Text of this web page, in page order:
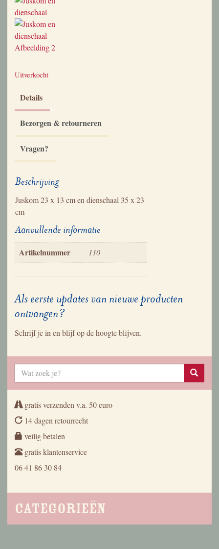
Uitverkocht
Details
Bezorgen & retourneren
Vragen?
Beschrijving
Juskom 23 x 13 cm en dienschaal 35 x 23
cm
Aanvullende informatie
Artikelnummer 110
Als eerste updates van nieuwe producten
ontvangen?
Schrijf je in en blijf op de hoogte blijven.
gratis verzenden v.a. 50 euro
14 dagen retourrecht
veilig betalen
gratis klantenservice
06 41 86 30 84
Categorieën